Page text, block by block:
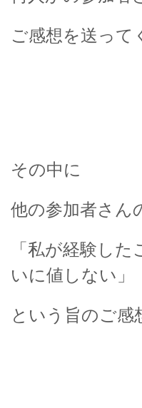
ご感想を送って
その中に
他の参加者さん
「私が経験し
いに値しない」
という旨のご感